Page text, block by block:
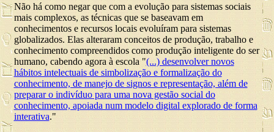
Não há como negar que com a evolução para sistemas sociais
mais complexos, as técnicas que se baseavam em
conhecimentos e recursos locais evoluíram para sistemas
globalizados. Elas alteraram conceitos de produção, trabalho e
conhecimento compreendidos como produção inteligente do ser
humano, cabendo agora à escola "(...) desenvolver novos
hábitos intelectuais de simbolização e formalização do
conhecimento, de manejo de signos e representação, além de
preparar o indivíduo para uma nova gestão social do
conhecimento, apoiada num modelo digital explorado de forma
interativa."